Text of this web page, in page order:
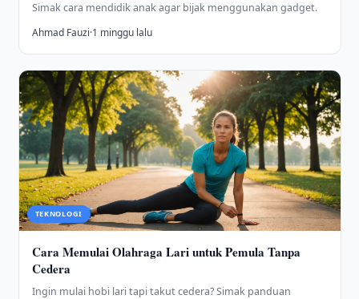
Simak cara mendidik anak agar bijak menggunakan gadget.
Ahmad Fauzi·1 minggu lalu
TEKNOLOGI
Cara Memulai Olahraga Lari untuk Pemula Tanpa
Cedera
Ingin mulai hobi lari tapi takut cedera? Simak panduan